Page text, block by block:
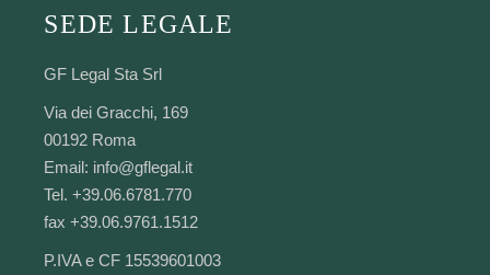
SEDE LEGALE
GF Legal Sta Srl
Via dei Gracchi, 169
00192 Roma
Email: info@gflegal.it
Tel. +39.06.6781.770
fax +39.06.9761.1512
P.IVA e CF 15539601003